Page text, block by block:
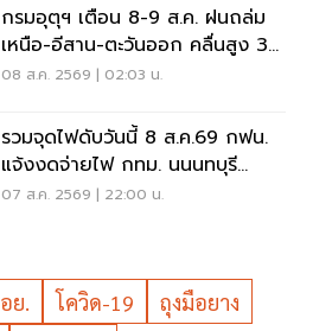
กรมอุตุฯ เตือน 8-9 ส.ค. ฝนถล่ม
เหนือ-อีสาน-ตะวันออก คลื่นสูง 3
เมตร
08 ส.ค. 2569 | 02:03 น.
รวมจุดไฟดับวันนี้ 8 ส.ค.69 กฟน.
แจ้งงดจ่ายไฟ กทม. นนนทบุรี
สมุทรปราการ
07 ส.ค. 2569 | 22:00 น.
อย. โควิด-19
ถุงมือยาง